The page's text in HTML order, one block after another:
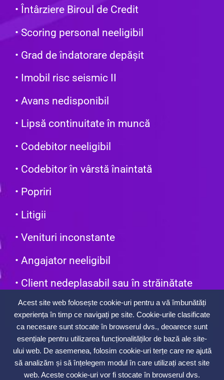
Acest site web folosește cookie-uri pentru a vă îmbunătăți
experiența în timp ce navigați pe site. Cookie-urile clasificate
ca necesare sunt stocate în browserul dvs., deoarece sunt
esențiale pentru utilizarea funcționalităților de bază ale site-
ului web. De asemenea, folosim cookie-uri terțe care ne ajută
să analizăm și să înțelegem modul în care utilizați acest site
web. Aceste cookie-uri vor fi stocate în browserul dvs.
• Întârziere Biroul de Credit
• Scoring personal neeligibil
• Grad de îndatorare depășit
• Imobil risc seismic II
• Avans nedisponibil
• Lipsă continuitate în muncă
• Codebitor neeligibil
• Codebitor în vârstă înaintată
• Popriri
• Litigii
• Venituri inconstante
• Angajator neeligibil
• Client nedeplasabil sau în străinătate
0748 325 273 ~
contact@imocost.ro
Vindeți-vă Proprietatea în 7 zile
pe OFERTAREDESCHISA.RO